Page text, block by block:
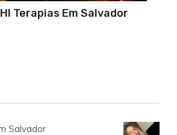
Terapias Em Salvador
Salvador